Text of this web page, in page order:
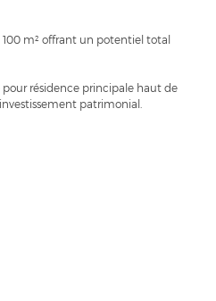
m² offrant un potentiel total
pour résidence principale haut de
patrimonial.